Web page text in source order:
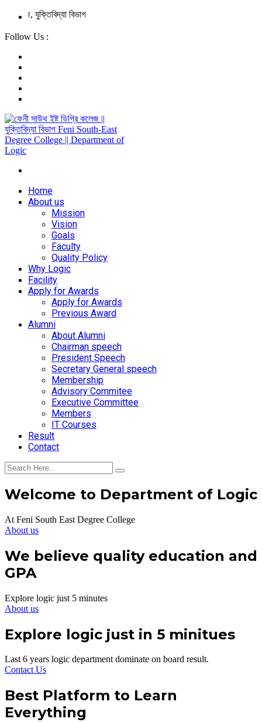
যুক্তিবিদ্যা বিভাগ
Follow Us :
Home
About us
Mission
Vision
Goals
Faculty
Quality Policy
Why Logic
Facility
Apply for Awards
Apply for Awards
Previous Award
Alumni
About Alumni
Chairman speech
President Speech
Secretary General speech
Membership
Advisory Commitee
Executive Committee
Members
IT Courses
Result
Contact
Welcome to Department of Logic
At Feni South East Degree College
About us
We believe quality education and
GPA
Explore logic just 5 minutes
About us
Explore logic just in 5 minitues
Last 6 years logic department dominate on board result.
Contact Us
Best Platform to Learn
Everything